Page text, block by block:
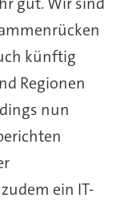
künftig
Regionen
nun
ein IT-